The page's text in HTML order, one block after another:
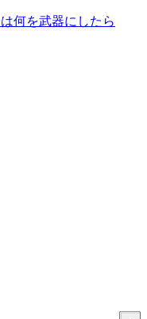
何を武器にしたら